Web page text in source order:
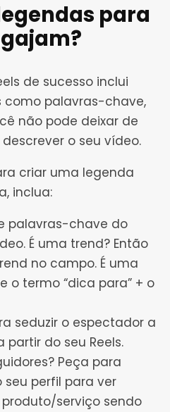
para
de sucesso inclui
como palavras-chave,
não pode deixar de
o seu vídeo.
criar uma legenda
inclua:
palavras-chave do
É uma trend? Então
no campo. É uma
o termo “dica para” + o
seduzir o espectador a
do seu Reels.
Peça para
perfil para ver
produto/serviço sendo